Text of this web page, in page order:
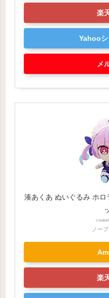
楽
Yahooシ
メ
湊あくあ ぬいぐるみ ホ
ノー
楽